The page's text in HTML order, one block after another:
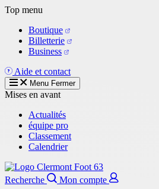
Aller
contenu
principal
Top menu
Boutique
Billetterie
Business
Aide et contact
Menu Fermer
Mises en avant
Actualités
équipe pro
Classement
Calendrier
Recherche
Mon compte